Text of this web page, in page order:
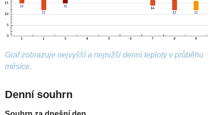
Graf zobrazuje nejvyšší a nejnižší denní teploty v průběhu
měsíce.
Denní souhrn